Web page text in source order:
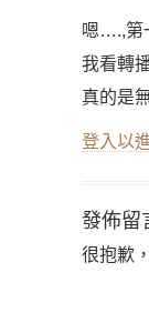
嗯….,第
我看轉
真的是
登入以
發佈留
很抱歉